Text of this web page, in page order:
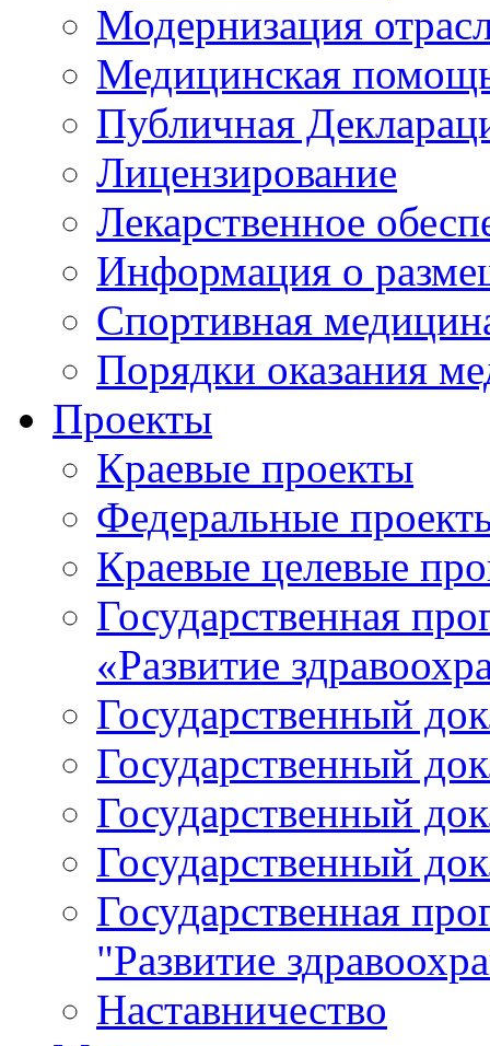
Модернизация
Медицинская
Публичная
Лицензирование
Лекарственное
Информация о
Спортивная
Порядки оказания
Проекты
Краевые проекты
Федеральные
Краевые целевые
Государственная
«Развитие
Государственный
Государственный
Государственный
Государственный
Государственная
"Развитие
Наставничество